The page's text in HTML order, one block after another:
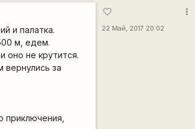
и палатка.
м, едем.
оно не крутится.
вернулись за
приключения,
favorite_border
22 Май, 2017 20:02
more_vert